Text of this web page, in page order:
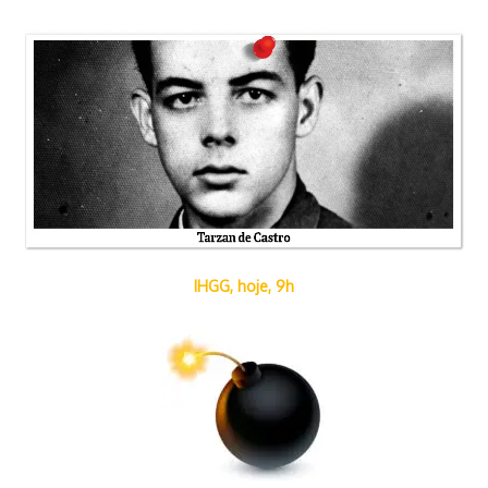
Inscreva-se para receber o boletim informativo
diário
semanal. Assine agora para não perder nenhuma atualização!
IHGG, hoje, 9h